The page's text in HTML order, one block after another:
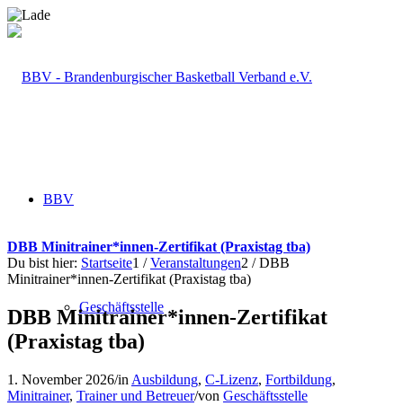
BBV
Geschäftsstelle
DBB Minitrainer*innen-Zertifikat (Praxistag tba)
Du bist hier: Startseite1 / Veranstaltungen2 / DBB
Minitrainer*innen-Zertifikat (Praxistag tba)
DBB Minitrainer*innen-Zertifikat
(Praxistag tba)
1. November 2026/in Ausbildung, C-Lizenz, Fortbildung,
Minitrainer, Trainer und Betreuer/von Geschäftsstelle